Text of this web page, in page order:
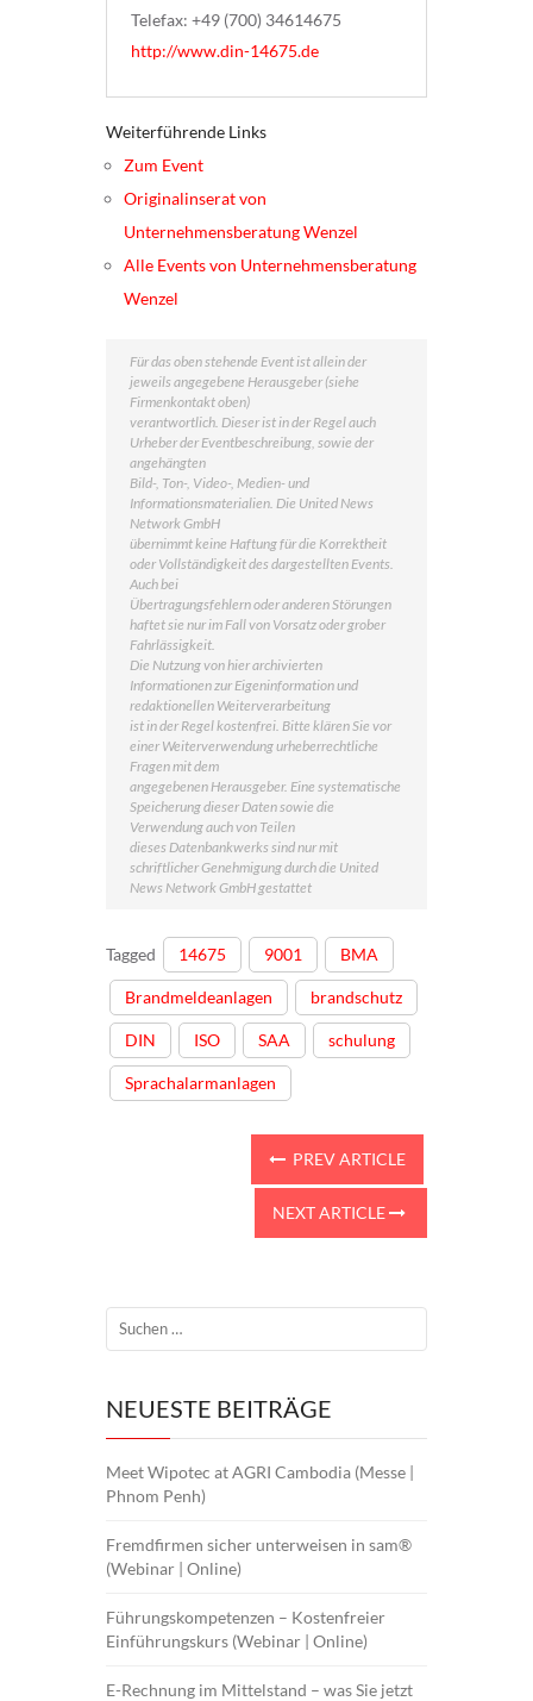
Telefax: +49 (700) 34614675
http://www.din-14675.de
Weiterführende Links
Zum Event
Originalinserat von
Unternehmensberatung Wenzel
Alle Events von Unternehmensberatung
Wenzel
Für das oben stehende Event ist allein der
jeweils angegebene Herausgeber (siehe
Firmenkontakt oben)
verantwortlich. Dieser ist in der Regel auch
Urheber der Eventbeschreibung, sowie der
angehängten
Bild-, Ton-, Video-, Medien- und
Informationsmaterialien. Die United News
Network GmbH
übernimmt keine Haftung für die Korrektheit
oder Vollständigkeit des dargestellten Events.
Auch bei
Übertragungsfehlern oder anderen Störungen
haftet sie nur im Fall von Vorsatz oder grober
Fahrlässigkeit.
Die Nutzung von hier archivierten
Informationen zur Eigeninformation und
redaktionellen Weiterverarbeitung
ist in der Regel kostenfrei. Bitte klären Sie vor
einer Weiterverwendung urheberrechtliche
Fragen mit dem
angegebenen Herausgeber. Eine systematische
Speicherung dieser Daten sowie die
Verwendung auch von Teilen
dieses Datenbankwerks sind nur mit
schriftlicher Genehmigung durch die United
News Network GmbH gestattet
Tagged 14675 9001 BMA
Brandmeldeanlagen brandschutz
DIN ISO SAA schulung
Sprachalarmanlagen
PREV ARTICLE
NEXT ARTICLE
NEUESTE BEITRÄGE
Meet Wipotec at AGRI Cambodia (Messe |
Phnom Penh)
Fremdfirmen sicher unterweisen in sam®
(Webinar | Online)
Führungskompetenzen – Kostenfreier
Einführungskurs (Webinar | Online)
E-Rechnung im Mittelstand – was Sie jetzt